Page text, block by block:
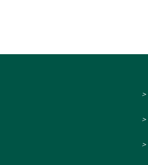
＞
＞
＞